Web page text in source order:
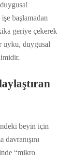
başlamadan
geriye çekerek
uyku, duygusal
beyin için
“mikro